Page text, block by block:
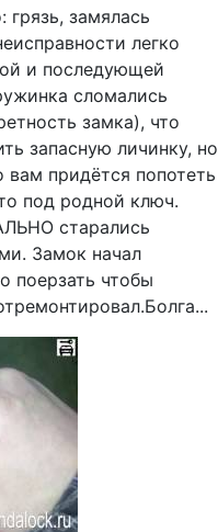
грязь, замялась
легко
и последующей
сломались
замка), что
запасную личинку, но
вам придётся попотеть
под родной ключ.
старались
Замок начал
поерзать чтобы